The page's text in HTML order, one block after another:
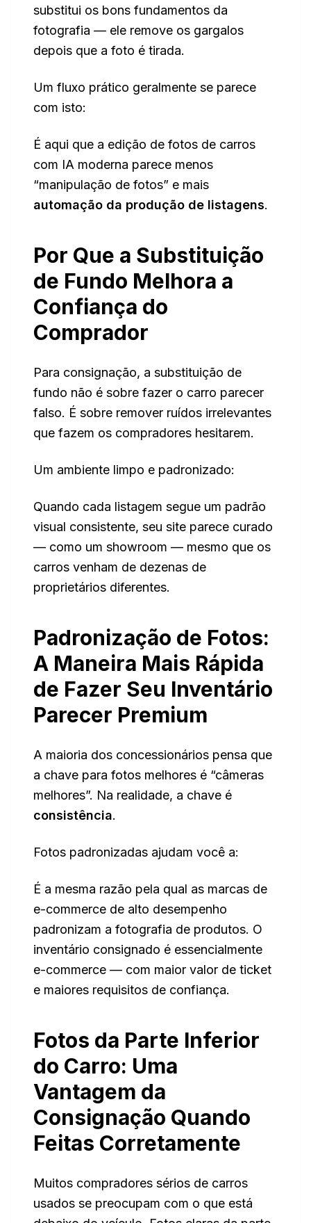
substitui os bons fundamentos da
fotografia — ele remove os gargalos
depois que a foto é tirada.
Um fluxo prático geralmente se parece
com isto:
É aqui que a edição de fotos de carros
com IA moderna parece menos
“manipulação de fotos” e mais
automação da produção de listagens.
Por Que a Substituição
de Fundo Melhora a
Confiança do
Comprador
Para consignação, a substituição de
fundo não é sobre fazer o carro parecer
falso. É sobre remover ruídos irrelevantes
que fazem os compradores hesitarem.
Um ambiente limpo e padronizado:
Quando cada listagem segue um padrão
visual consistente, seu site parece curado
— como um showroom — mesmo que os
carros venham de dezenas de
proprietários diferentes.
Padronização de Fotos:
A Maneira Mais Rápida
de Fazer Seu Inventário
Parecer Premium
A maioria dos concessionários pensa que
a chave para fotos melhores é “câmeras
melhores”. Na realidade, a chave é
consistência.
Fotos padronizadas ajudam você a:
É a mesma razão pela qual as marcas de
e-commerce de alto desempenho
padronizam a fotografia de produtos. O
inventário consignado é essencialmente
e-commerce — com maior valor de ticket
e maiores requisitos de confiança.
Fotos da Parte Inferior
do Carro: Uma
Vantagem da
Consignação Quando
Feitas Corretamente
Muitos compradores sérios de carros
usados se preocupam com o que está